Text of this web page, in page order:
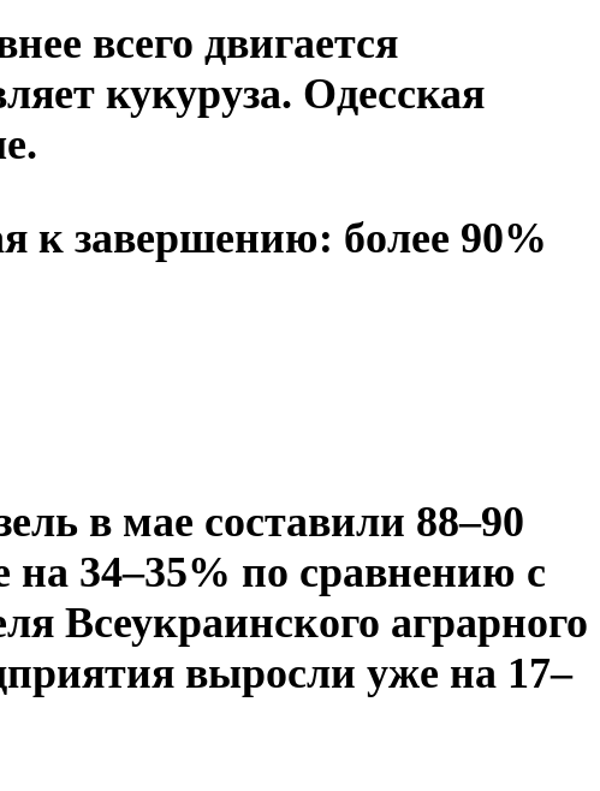
всего двигается
кукуруза. Одесская
к завершению: более 90%
в мае составили 88–90
на 34–35% по сравнению с
Всеукраинского аграрного
выросли уже на 17–